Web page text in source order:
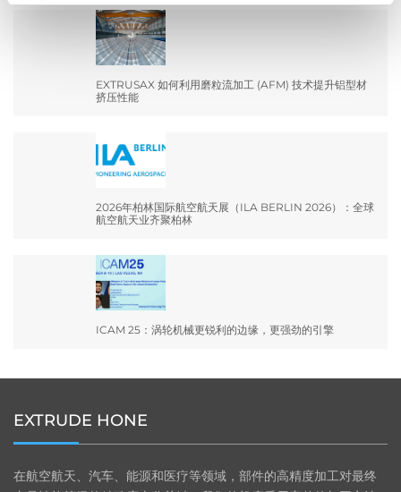
EXTRUSAX 如何利用磨粒流加工 (AFM) 技术提升铝型材
挤压性能
2026年柏林国际航空航天展（ILA BERLIN 2026）：全球
航空航天业齐聚柏林
ICAM 25：涡轮机械更锐利的边缘，更强劲的引擎
EXTRUDE HONE
在航空航天、汽车、能源和医疗等领域，部件的高精度加工对最终